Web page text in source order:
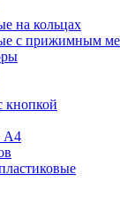
на кольцах
с прижимным
кнопкой
А4